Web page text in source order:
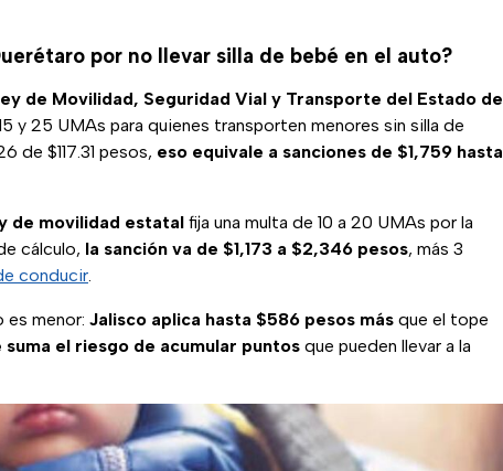
por no llevar silla de bebé en el auto?
de Movilidad, Seguridad Vial y Transporte del Estado de
y 25 UMAs para quienes transporten menores sin silla de
de $117.31 pesos, eso equivale a sanciones de $1,759 hasta
de movilidad estatal fija una multa de 10 a 20 UMAs por la
cálculo, la sanción va de $1,173 a $2,346 pesos, más 3
conducir.
es menor: Jalisco aplica hasta $586 pesos más que el tope
suma el riesgo de acumular puntos que pueden llevar a la